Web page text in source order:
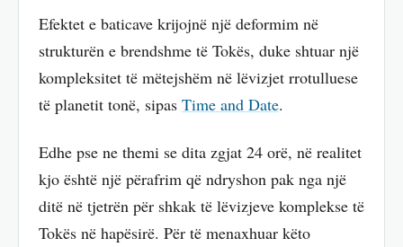
Efektet e baticave krijojnë një deformim në
strukturën e brendshme të Tokës, duke shtuar një
kompleksitet të mëtejshëm në lëvizjet rrotulluese
të planetit tonë, sipas Time and Date.
Edhe pse ne themi se dita zgjat 24 orë, në realitet
kjo është një përafrim që ndryshon pak nga një
ditë në tjetrën për shkak të lëvizjeve komplekse të
Tokës në hapësirë. Për të menaxhuar këto